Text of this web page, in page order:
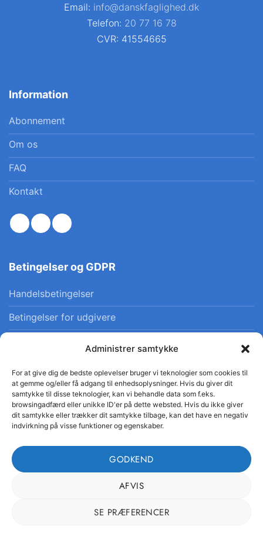
Administrer samtykke
For at give dig de bedste oplevelser bruger vi teknologier som cookies til
at gemme og/eller få adgang til enhedsoplysninger. Hvis du giver dit
samtykke til disse teknologier, kan vi behandle data som f.eks.
browsingadfærd eller unikke ID'er på dette websted. Hvis du ikke giver
dit samtykke eller trækker dit samtykke tilbage, kan det have en negativ
indvirkning på visse funktioner og egenskaber.
GODKEND
AFVIS
SE PRÆFERENCER
Email: info@danskfaglighed.dk
Telefon: 20 77 16 78
CVR: 41554665
Information
Abonnement
Om os
FAQ
Kontakt
Betingelser og GDPR
Handelsbetingelser
Betingelser for udgivere
Visa MasterCard